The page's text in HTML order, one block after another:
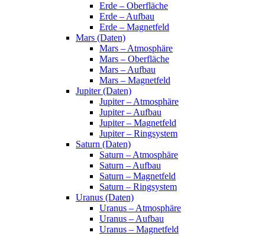
Erde – Oberfläche
Erde – Aufbau
Erde – Magnetfeld
Mars (Daten)
Mars – Atmosphäre
Mars – Oberfläche
Mars – Aufbau
Mars – Magnetfeld
Jupiter (Daten)
Jupiter – Atmosphäre
Jupiter – Aufbau
Jupiter – Magnetfeld
Jupiter – Ringsystem
Saturn (Daten)
Saturn – Atmosphäre
Saturn – Aufbau
Saturn – Magnetfeld
Saturn – Ringsystem
Uranus (Daten)
Uranus – Atmosphäre
Uranus – Aufbau
Uranus – Magnetfeld